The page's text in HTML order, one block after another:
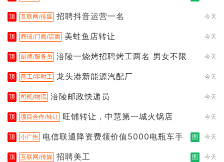
顶 互联网/传媒 招聘抖音运营一名 今天
顶 商铺/门面/店面 美蛙鱼店转让 今天
顶 厨师/服务员 涪陵一烧烤招聘烤工两名 男女不限 今天
顶 普工/零时工 龙头港新能源汽配厂 今天
顶 司机/物流 涪陵邮政快递员 今天
顶 项目合作/转让 旺铺转让，中慧第一城火锅店 今天
顶 小广告 电信联通降资费领价值5000电瓶车手 图 今天
顶 互联网/传媒 招聘美工 图 今天